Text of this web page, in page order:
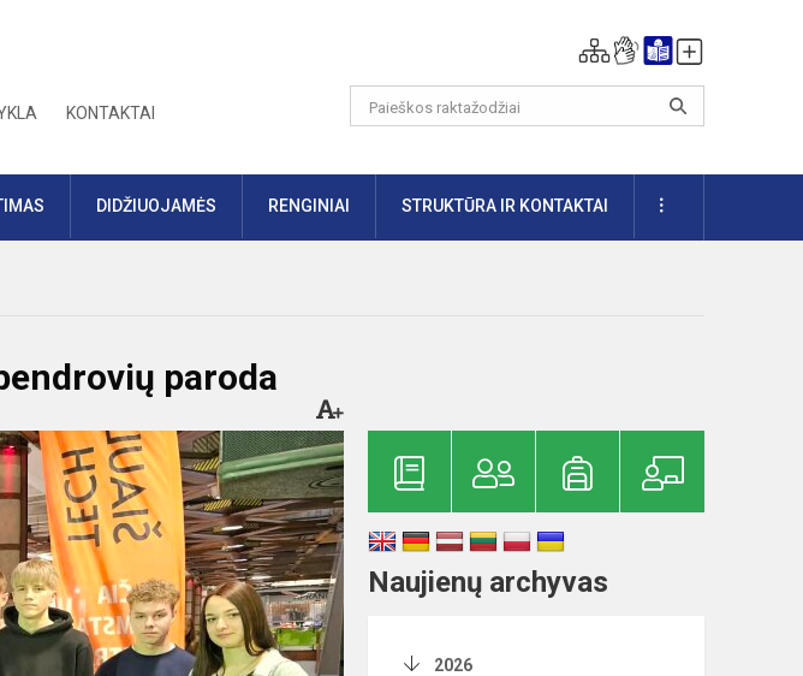
KONTAKTAI
DIDŽIUOJAMĖS RENGINIAI STRUKTŪRA IR KONTAKTAI DAUGIAU
paroda
Naujienų archyvas
2026